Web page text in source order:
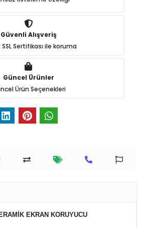
Güvenli Alışveriş
Sertifikası ile koruma
Güncel Ürünler
Ürün Seçenekleri
EKRAN KORUYUCU